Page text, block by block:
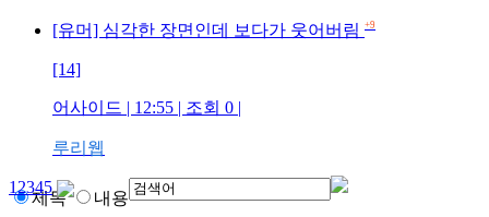
[유머] 심각한 장면인데 보다가 웃어버림 +9
[14]
어사이드 | 12:55 | 조회 0 |
루리웹
12345
제목 내용